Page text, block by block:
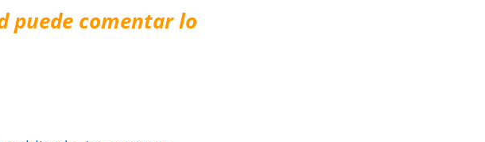
puede comentar lo